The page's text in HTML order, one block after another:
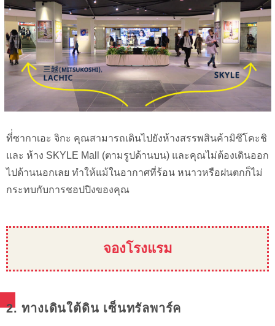
ที่่ซากาเอะ จิกะ คุณสามารถเดินไปยังห้างสรรพสินค้ามิซึโคะชิ
และ ห้าง SKYLE Mall (ตามรูปด้านบน) และคุณไม่ต้องเดินออก
ไปด้านนอกเลย ทำให้แม้ในอากาศที่ร้อน หนาวหรือฝนตกก็ไม่
กระทบกับการชอปปิงของคุณ
จองโรงแรม
2. ทางเดินใต้ดิน เซ็นทรัลพาร์ค